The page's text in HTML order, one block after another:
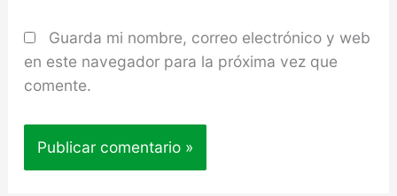
Guarda mi nombre, correo electrónico y web
en este navegador para la próxima vez que
comente.